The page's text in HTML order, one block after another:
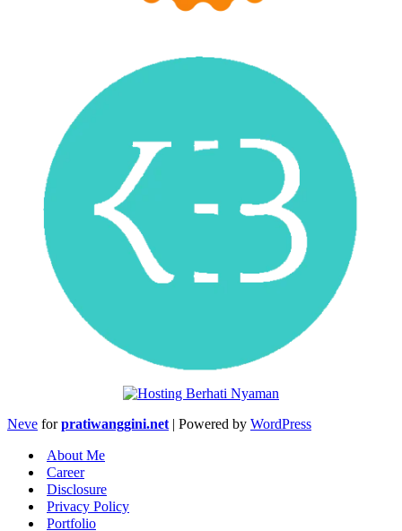
Neve forpratiwanggini.net | Powered by WordPress
About Me
Career
Disclosure
Privacy Policy
Portfolio